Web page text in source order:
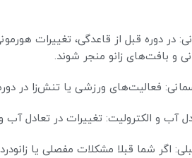
در دوره قبل از قاعدگی، تغییرات
و بافت‌های زانو منجر شوند.
فعالیت‌های ورزشی یا تنش‌زا در
آب و الکترولیت: تغییرات در تعادل
اگر شما قبلا مشکلات مفصلی یا